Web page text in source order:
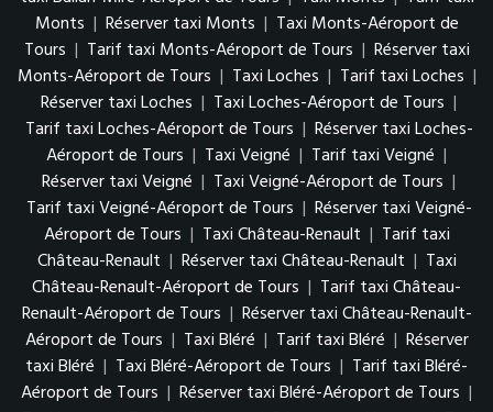
Monts | Réserver taxi Monts | Taxi Monts-Aéroport de
Tours | Tarif taxi Monts-Aéroport de Tours | Réserver taxi
Monts-Aéroport de Tours | Taxi Loches | Tarif taxi Loches |
Réserver taxi Loches | Taxi Loches-Aéroport de Tours |
Tarif taxi Loches-Aéroport de Tours | Réserver taxi Loches-
Aéroport de Tours | Taxi Veigné | Tarif taxi Veigné |
Réserver taxi Veigné | Taxi Veigné-Aéroport de Tours |
Tarif taxi Veigné-Aéroport de Tours | Réserver taxi Veigné-
Aéroport de Tours | Taxi Château-Renault | Tarif taxi
Château-Renault | Réserver taxi Château-Renault | Taxi
Château-Renault-Aéroport de Tours | Tarif taxi Château-
Renault-Aéroport de Tours | Réserver taxi Château-Renault-
Aéroport de Tours | Taxi Bléré | Tarif taxi Bléré | Réserver
taxi Bléré | Taxi Bléré-Aéroport de Tours | Tarif taxi Bléré-
Aéroport de Tours | Réserver taxi Bléré-Aéroport de Tours |